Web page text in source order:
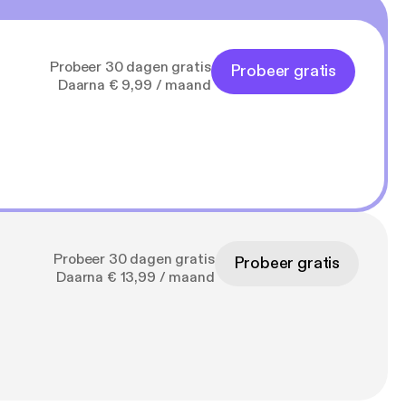
Probeer 30 dagen gratis
Daarna € 9,99 / maand
Probeer gratis
Probeer 30 dagen gratis
Daarna € 13,99 / maand
Probeer gratis